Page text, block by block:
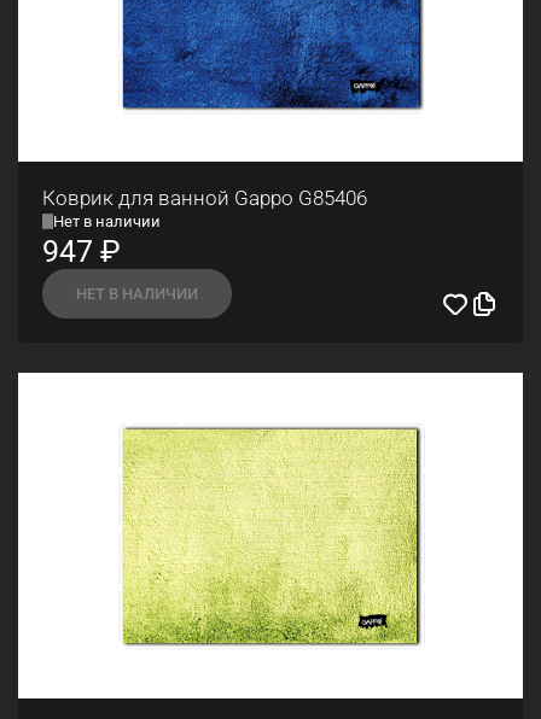
Коврик для ванной Gappo G85406
Нет в наличии
947 ₽
НЕТ В НАЛИЧИИ